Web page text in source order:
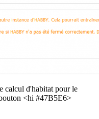
calcul d'habitat pour le
<hi #47B5E6>